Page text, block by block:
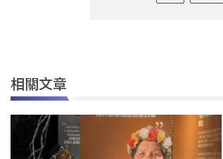
相關文章